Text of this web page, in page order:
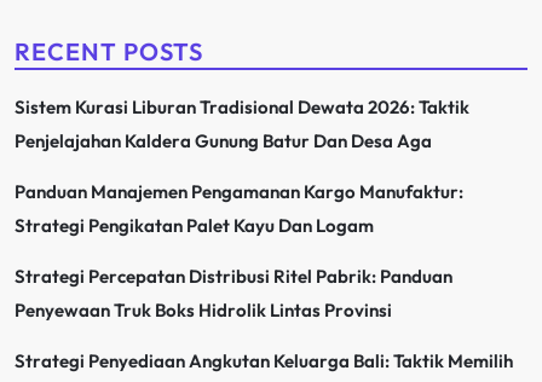
RECENT POSTS
Sistem Kurasi Liburan Tradisional Dewata 2026: Taktik
Penjelajahan Kaldera Gunung Batur Dan Desa Aga
Panduan Manajemen Pengamanan Kargo Manufaktur:
Strategi Pengikatan Palet Kayu Dan Logam
Strategi Percepatan Distribusi Ritel Pabrik: Panduan
Penyewaan Truk Boks Hidrolik Lintas Provinsi
Strategi Penyediaan Angkutan Keluarga Bali: Taktik Memilih